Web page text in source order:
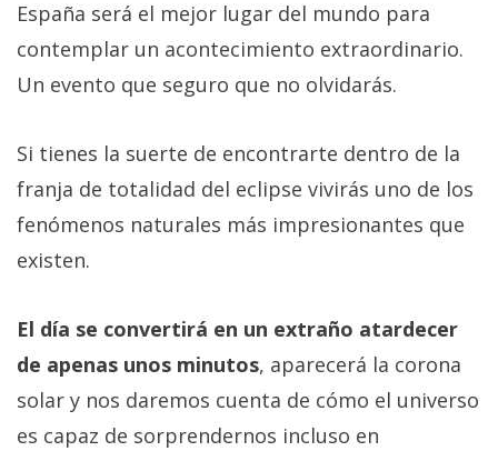
España será el mejor lugar del mundo para
contemplar un acontecimiento extraordinario.
Un evento que seguro que no olvidarás.
Si tienes la suerte de encontrarte dentro de la
franja de totalidad del eclipse vivirás uno de los
fenómenos naturales más impresionantes que
existen.
El día se convertirá en un extraño atardecer
de apenas unos minutos, aparecerá la corona
solar y nos daremos cuenta de cómo el universo
es capaz de sorprendernos incluso en